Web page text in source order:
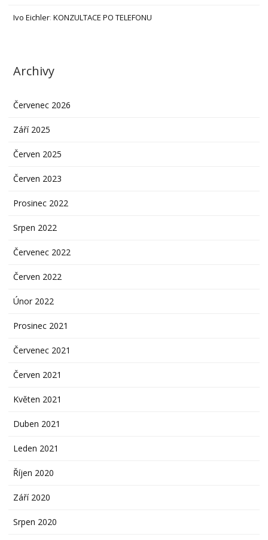
Ivo Eichler:KONZULTACE PO TELEFONU
Archivy
Červenec 2026
Září 2025
Červen 2025
Červen 2023
Prosinec 2022
Srpen 2022
Červenec 2022
Červen 2022
Únor 2022
Prosinec 2021
Červenec 2021
Červen 2021
Květen 2021
Duben 2021
Leden 2021
Říjen 2020
Září 2020
Srpen 2020